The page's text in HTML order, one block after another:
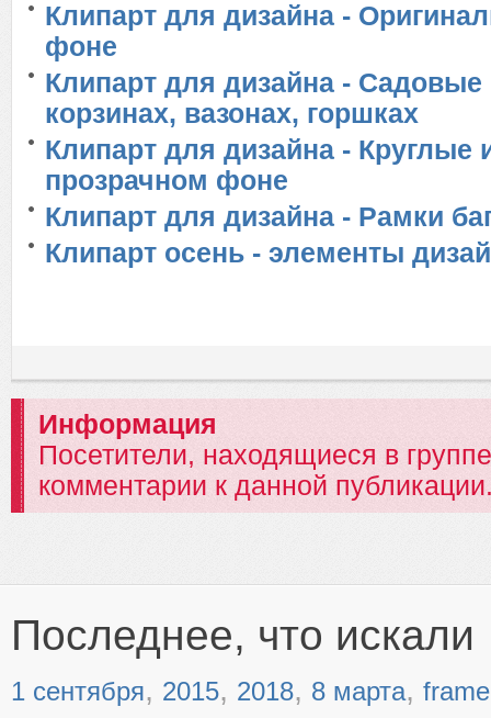
Клипарт для дизайна -
фоне
Клипарт для дизайна -
корзинах, вазонах, горшках
Клипарт для дизайна - Круглые
прозрачном фоне
Клипарт для дизайна - Рамки
Клипарт осень - элементы
Информация
Посетители, находящиеся в
комментарии к данной
Последнее, что искали
1 сентября, 2015, 2018, 8 марта, frame